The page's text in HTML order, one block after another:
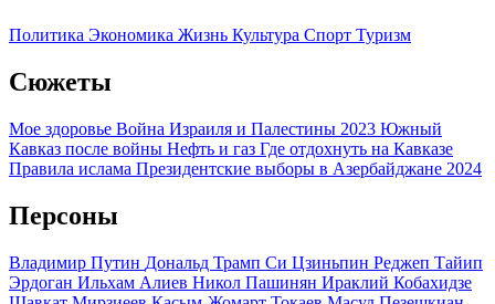
Политика Экономика Жизнь Культура Спорт Туризм
Сюжеты
Мое здоровье Война Израиля и Палестины 2023 Южный
Кавказ после войны Нефть и газ Где отдохнуть на Кавказе
Правила ислама Президентские выборы в Азербайджане 2024
Персоны
Владимир Путин Дональд Трамп Си Цзиньпин Реджеп Тайип
Эрдоган Ильхам Алиев Никол Пашинян Ираклий Кобахидзе